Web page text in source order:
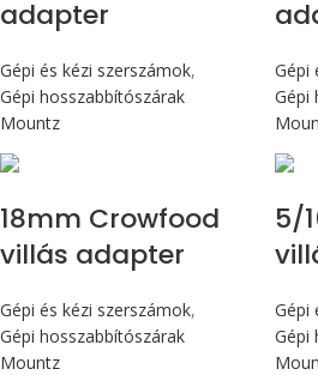
adapter
Gépi és kézi szerszámok,
Gépi hosszabbítószárak
Mountz
Gépi
Gépi
18mm Crowfood
villás adapter
Gépi és kézi szerszámok,
Gépi hosszabbítószárak
Mountz
5/
Gépi
Gépi